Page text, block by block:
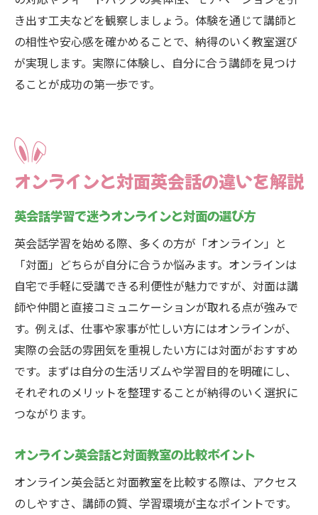
き出す工夫などを観察しましょう。体験を通じて講師と
の相性や安心感を確かめることで、納得のいく教室選び
が実現します。実際に体験し、自分に合う講師を見つけ
ることが成功の第一歩です。
オンラインと対面英会話の違いを解説
英会話学習で迷うオンラインと対面の選び方
英会話学習を始める際、多くの方が「オンライン」と
「対面」どちらが自分に合うか悩みます。オンラインは
自宅で手軽に受講できる利便性が魅力ですが、対面は講
師や仲間と直接コミュニケーションが取れる点が強みで
す。例えば、仕事や家事が忙しい方にはオンラインが、
実際の会話の雰囲気を重視したい方には対面がおすすめ
です。まずは自分の生活リズムや学習目的を明確にし、
それぞれのメリットを整理することが納得のいく選択に
つながります。
オンライン英会話と対面教室の比較ポイント
オンライン英会話と対面教室を比較する際は、アクセス
のしやすさ、講師の質、学習環境が主なポイントです。